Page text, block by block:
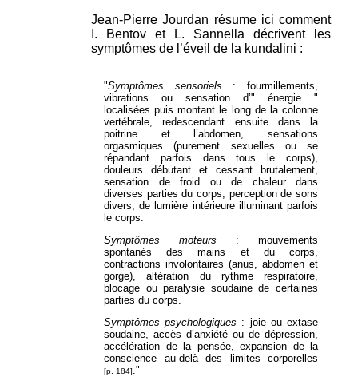
Jean-Pierre Jourdan résume ici comment
I. Bentov et L. Sannella décrivent les
symptômes de l’éveil de la kundalini :
"Symptômes sensoriels : fourmillements,
vibrations ou sensation d’" énergie "
localisées puis montant le long de la colonne
vertébrale, redescendant ensuite dans la
poitrine et l’abdomen, sensations
orgasmiques (purement sexuelles ou se
répandant parfois dans tous le corps),
douleurs débutant et cessant brutalement,
sensation de froid ou de chaleur dans
diverses parties du corps, perception de sons
divers, de lumière intérieure illuminant parfois
le corps.
Symptômes moteurs : mouvements
spontanés des mains et du corps,
contractions involontaires (anus, abdomen et
gorge), altération du rythme respiratoire,
blocage ou paralysie soudaine de certaines
parties du corps.
Symptômes psychologiques : joie ou extase
soudaine, accès d’anxiété ou de dépression,
accélération de la pensée, expansion de la
conscience au-delà des limites corporelles
[p. 184] ."